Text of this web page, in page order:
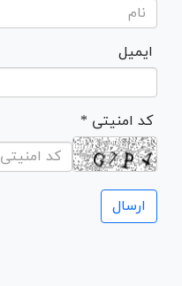
ایمیل
* کد امنیتی